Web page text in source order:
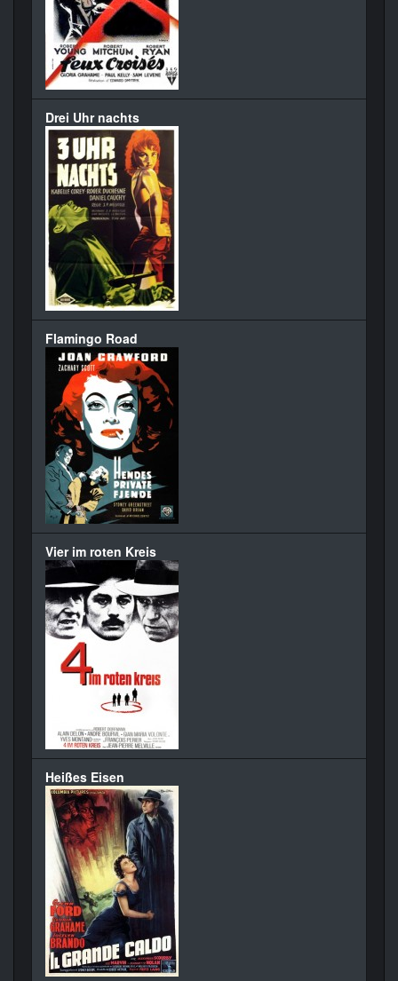
Drei Uhr nachts
Flamingo Road
Vier im roten Kreis
Heißes Eisen